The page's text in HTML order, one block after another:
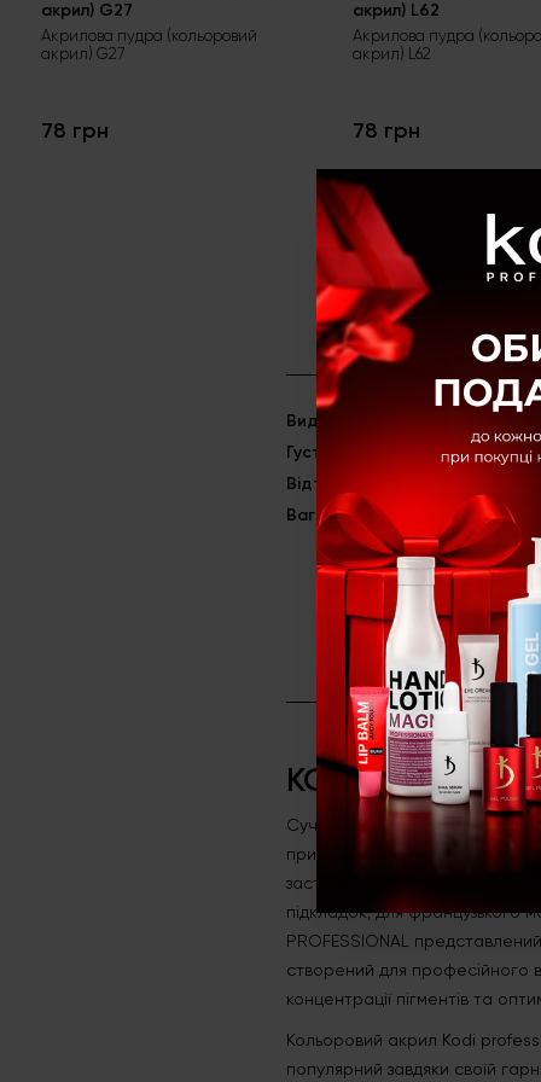
акрил) G27
Акрилова пудра (кольоровий
акрил) G27
78 грн
акрил) L62
Акрилова пудра
акрил) L62
78 грн
Вид товару
Густина Щільні
Відтінок
Вага 4,5 г.
КОЛЬОРОВИЙ
Сучасний акрил дозволяє не
при виконанні дизайну.
застосування та має попит
підкладок, для французького
PROFESSIONAL
створений для професійного
концентрації пігментів та
Кольоровий акрил Kodi
популярний завдяки своїй